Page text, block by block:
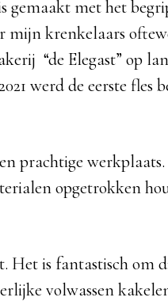
gemaakt met het
mijn krenkelaars
“de Elegast” op
werd de eerste fles
prachtige werkplaats.
opgetrokken
Het is fantastisch om
volwassen